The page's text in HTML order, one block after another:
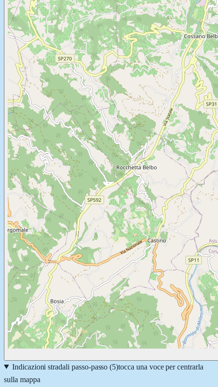
Indicazioni stradali passo-passo (5)tocca una voce per centrarla
sulla mappa